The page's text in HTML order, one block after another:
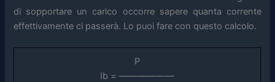
di sopportare un carico occorre sapere quanta corrente
effettivamente ci passerà. Lo puoi fare con questo calcolo.
P
Ib = ——————